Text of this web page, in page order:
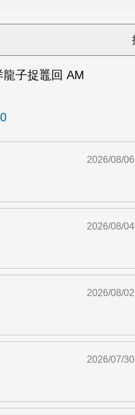
子捉鼉回 AM
2026/08/06
2026/08/04
2026/08/02
2026/07/30